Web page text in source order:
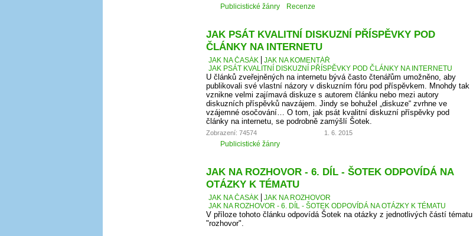
Publicistické žánry Recenze
JAK PSÁT KVALITNÍ DISKUZNÍ PŘÍSPĚVKY POD
ČLÁNKY NA INTERNETU
JAK NA ČASÁK
JAK NA KOMENTÁŘ
JAK PSÁT KVALITNÍ DISKUZNÍ PŘÍSPĚVKY POD ČLÁNKY NA INTERNETU
U článků zveřejněných na internetu bývá často čtenářům umožněno, aby
publikovali své vlastní názory v diskuzním fóru pod příspěvkem. Mnohdy tak
vznikne velmi zajímavá diskuze s autorem článku nebo mezi autory
diskuzních příspěvků navzájem. Jindy se bohužel „diskuze“ zvrhne ve
vzájemné osočování… O tom, jak psát kvalitní diskuzní příspěvky pod
články na internetu, se podrobně zamýšlí Šotek.
Zobrazení: 74574 1. 6. 2015
Publicistické žánry
JAK NA ROZHOVOR - 6. DÍL - ŠOTEK ODPOVÍDÁ NA
OTÁZKY K TÉMATU
JAK NA ČASÁK
JAK NA ROZHOVOR
JAK NA ROZHOVOR - 6. DÍL - ŠOTEK ODPOVÍDÁ NA OTÁZKY K TÉMATU
V příloze tohoto článku odpovídá Šotek na otázky z jednotlivých částí tématu
"rozhovor".